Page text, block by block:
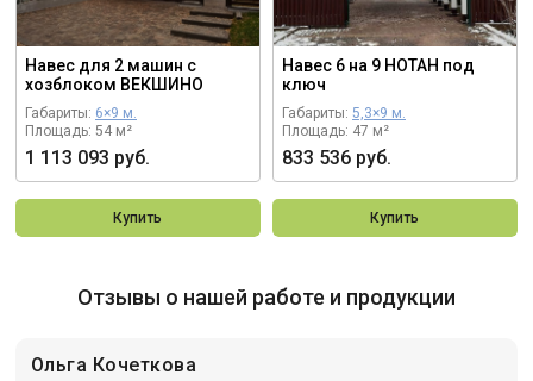
Навес для 2 машин с
хозблоком ВЕКШИНО
Габариты: 6×9 м.
Площадь: 54 м²
1 113 093 руб.
Купить
Навес 6 на 9 НОТАН под
ключ
Габариты: 5,3×9 м.
Площадь: 47 м²
833 536 руб.
Купить
Отзывы о нашей работе и продукции
Ольга Кочеткова